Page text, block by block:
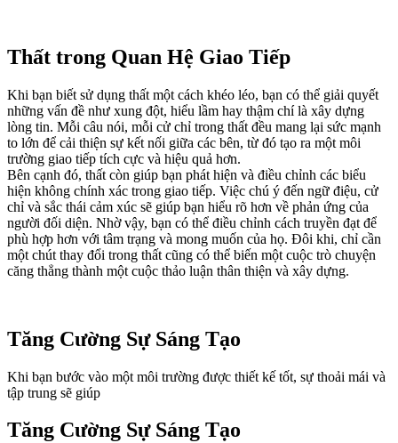
Thất trong Quan Hệ Giao Tiếp
Khi bạn biết sử dụng thất một cách khéo léo, bạn có thể giải quyết
những vấn đề như xung đột, hiểu lầm hay thậm chí là xây dựng
lòng tin. Mỗi câu nói, mỗi cử chỉ trong thất đều mang lại sức mạnh
to lớn để cải thiện sự kết nối giữa các bên, từ đó tạo ra một môi
trường giao tiếp tích cực và hiệu quả hơn.
Bên cạnh đó, thất còn giúp bạn phát hiện và điều chỉnh các biểu
hiện không chính xác trong giao tiếp. Việc chú ý đến ngữ điệu, cử
chỉ và sắc thái cảm xúc sẽ giúp bạn hiểu rõ hơn về phản ứng của
người đối diện. Nhờ vậy, bạn có thể điều chỉnh cách truyền đạt để
phù hợp hơn với tâm trạng và mong muốn của họ. Đôi khi, chỉ cần
một chút thay đổi trong thất cũng có thể biến một cuộc trò chuyện
căng thẳng thành một cuộc thảo luận thân thiện và xây dựng.
Tăng Cường Sự Sáng Tạo
Khi bạn bước vào một môi trường được thiết kế tốt, sự thoải mái và
tập trung sẽ giúp
Tăng Cường Sự Sáng Tạo